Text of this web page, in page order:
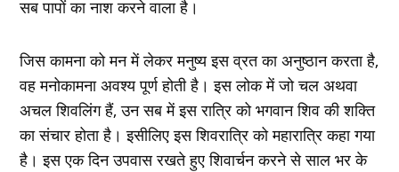
सब पापों का नाश करने वाला है।
जिस कामना को मन में लेकर मनुष्य इस व्रत का अनुष्ठान करता है,
वह मनोकामना अवश्य पूर्ण होती है। इस लोक में जो चल अथवा
अचल शिवलिंग हैं, उन सब में इस रात्रि को भगवान शिव की शक्ति
का संचार होता है। इसीलिए इस शिवरात्रि को महारात्रि कहा गया
है। इस एक दिन उपवास रखते हुए शिवार्चन करने से साल भर के